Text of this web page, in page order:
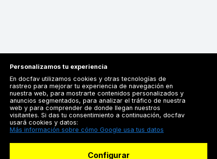
Registrarse
Docfav
Personalizamos tu experiencia
En docfav utilizamos cookies y otras tecnologías de
rastreo para mejorar tu experiencia de navegación en
nuestra web, para mostrarte contenidos personalizados y
anuncios segmentados, para analizar el tráfico de nuestra
web y para comprender de donde llegan nuestros
visitantes. Si das tu consentimiento a continuación, docfav
usará cookies y datos:
Más información sobre cómo Google usa tus datos
Configurar